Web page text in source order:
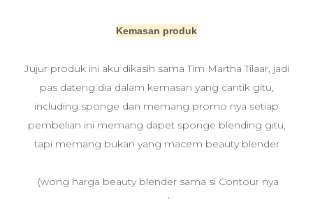
Kemasan produk
Jujur produk ini aku dikasih sama Tim Martha Tilaar, jadi
pas dateng dia dalam kemasan yang cantik gitu,
including sponge dan memang promo nya setiap
pembelian ini memang dapet sponge blending gitu,
tapi memang bukan yang macem beauty blender
(wong harga beauty blender sama si Contour nya